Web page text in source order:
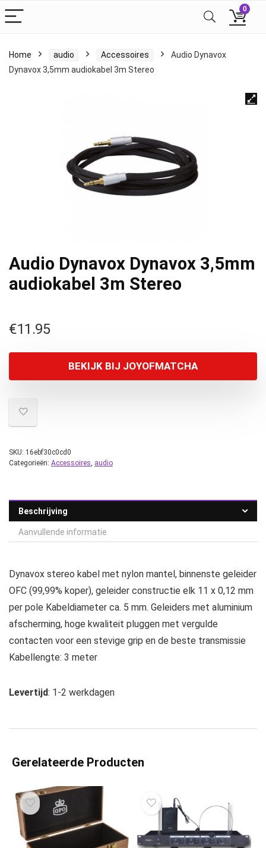
0
Home audio Accessoires
Audio Dynavox
Dynavox 3,5mm audiokabel 3m Stereo
Audio Dynavox Dynavox 3,5mm
audiokabel 3m Stereo
€11.95
BEKIJK BIJ JOYOFMATCHA
SKU: 16ebf30c0cd0
Categorieën: Accessoires, audio
Beschrijving
Aanvullende informatie
Dynavox stereo kabel met nylon mantel, binnenste geleider
OFC (99,99% koper), geleider constructie elk 11 x 0,12 mm
per pole Kabeldiameter ca. 5 mm. Geleiders met aluminium
afscherming, hoge kwaliteit pluggen met vergulde
contacten voor een stevige grip en de beste transmissie
Kabellengte: 3 meter
Levertijd: 1-2 werkdagen
Gerelateerde Producten